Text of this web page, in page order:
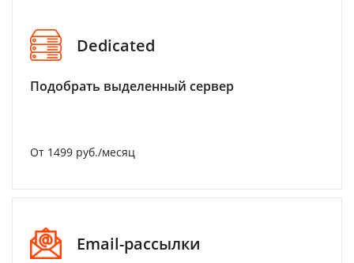
Dedicated
Подобрать выделенный сервер
От 1499 руб./месяц
Email-рассылки